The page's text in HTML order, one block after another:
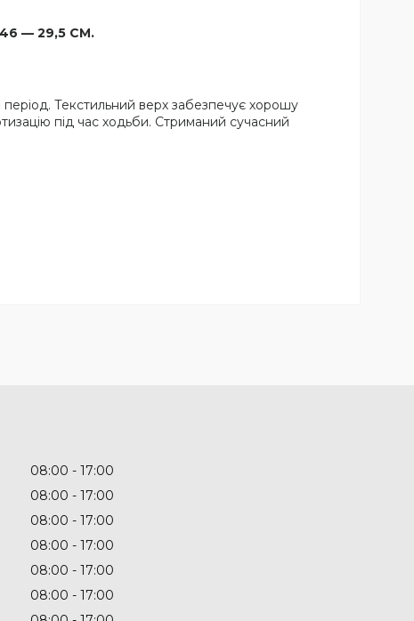
— 29,5 СМ.
період. Текстильний верх забезпечує хорошу
під час ходьби. Стриманий сучасний
08:00
17:00
08:00
17:00
08:00
17:00
08:00
17:00
08:00
17:00
08:00
17:00